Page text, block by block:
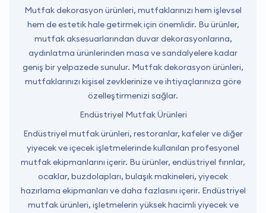
Mutfak dekorasyon ürünleri, mutfaklarınızı hem işlevsel
hem de estetik hale getirmek için önemlidir. Bu ürünler,
mutfak aksesuarlarından duvar dekorasyonlarına,
aydınlatma ürünlerinden masa ve sandalyelere kadar
geniş bir yelpazede sunulur. Mutfak dekorasyon ürünleri,
mutfaklarınızı kişisel zevklerinize ve ihtiyaçlarınıza göre
özelleştirmenizi sağlar.
Endüstriyel Mutfak Ürünleri
Endüstriyel mutfak ürünleri, restoranlar, kafeler ve diğer
yiyecek ve içecek işletmelerinde kullanılan profesyonel
mutfak ekipmanlarını içerir. Bu ürünler, endüstriyel fırınlar,
ocaklar, buzdolapları, bulaşık makineleri, yiyecek
hazırlama ekipmanları ve daha fazlasını içerir. Endüstriyel
mutfak ürünleri, işletmelerin yüksek hacimli yiyecek ve